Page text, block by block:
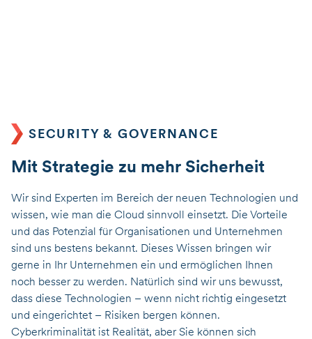
SECURITY & GOVERNANCE
Mit Strategie zu mehr Sicherheit
Wir sind Experten im Bereich der neuen Technologien und
wissen, wie man die Cloud sinnvoll einsetzt. Die Vorteile
und das Potenzial für Organisationen und Unternehmen
sind uns bestens bekannt. Dieses Wissen bringen wir
gerne in Ihr Unternehmen ein und ermöglichen Ihnen
noch besser zu werden. Natürlich sind wir uns bewusst,
dass diese Technologien – wenn nicht richtig eingesetzt
und eingerichtet – Risiken bergen können.
Cyberkriminalität ist Realität, aber Sie können sich